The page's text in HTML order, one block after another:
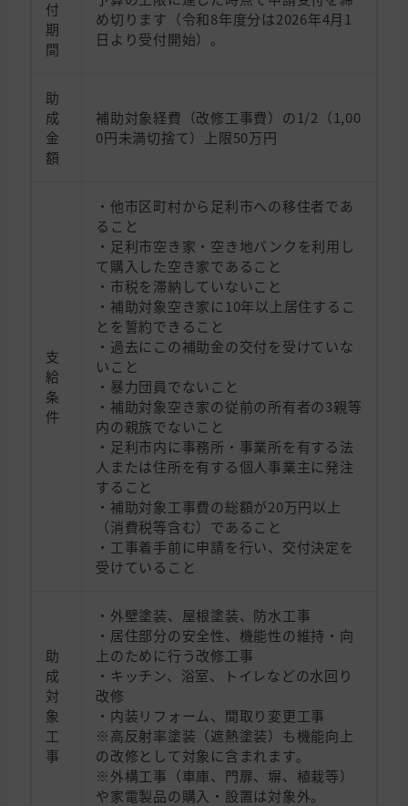
付
期
間
め切ります（令和8年度分は2026年4月1
日より受付開始）。
助
成
金
額
補助対象経費（改修工事費）の1/2（1,00
0円未満切捨て）上限50万円
支
給
条
件
・他市区町村から足利市への移住者であ
ること
・足利市空き家・空き地バンクを利用し
て購入した空き家であること
・市税を滞納していないこと
・補助対象空き家に10年以上居住するこ
とを誓約できること
・過去にこの補助金の交付を受けていな
いこと
・暴力団員でないこと
・補助対象空き家の従前の所有者の3親等
内の親族でないこと
・足利市内に事務所・事業所を有する法
人または住所を有する個人事業主に発注
すること
・補助対象工事費の総額が20万円以上
（消費税等含む）であること
・工事着手前に申請を行い、交付決定を
受けていること
助
成
対
象
工
事
・外壁塗装、屋根塗装、防水工事
・居住部分の安全性、機能性の維持・向
上のために行う改修工事
・キッチン、浴室、トイレなどの水回り
改修
・内装リフォーム、間取り変更工事
※高反射率塗装（遮熱塗装）も機能向上
の改修として対象に含まれます。
※外構工事（車庫、門扉、塀、植栽等）
や家電製品の購入・設置は対象外。